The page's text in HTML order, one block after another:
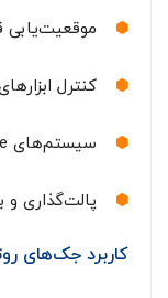
موقعیت‌یابی
کنترل
سیستم‌های Pick & Place با سرعت بالا
پالت‌گذاری و
کاربرد جک‌های